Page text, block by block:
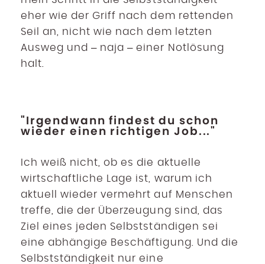
eher wie der Griff nach dem rettenden
Seil an, nicht wie nach dem letzten
Ausweg und – naja – einer Notlösung
halt.
"Irgendwann findest du schon
wieder einen richtigen Job..."
Ich weiß nicht, ob es die aktuelle
wirtschaftliche Lage ist, warum ich
aktuell wieder vermehrt auf Menschen
treffe, die der Überzeugung sind, das
Ziel eines jeden Selbstständigen sei
eine abhängige Beschäftigung. Und die
Selbstständigkeit nur eine